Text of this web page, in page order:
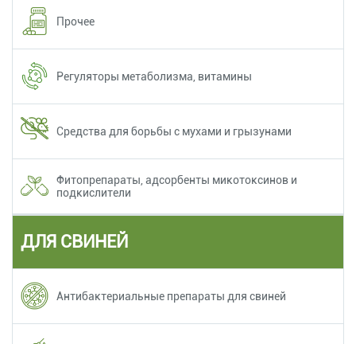
Прочее
Регуляторы метаболизма, витамины
Средства для борьбы с мухами и грызунами
Фитопрепараты, адсорбенты микотоксинов и
подкислители
ДЛЯ СВИНЕЙ
Антибактериальные препараты для свиней